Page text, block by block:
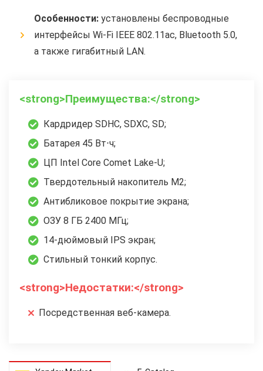
Особенности: установлены беспроводные
интерфейсы Wi-Fi IEEE 802.11ac, Bluetooth 5.0,
а также гигабитный LAN.
<strong>Преимущества:</strong>
Кардридер SDHC, SDXC, SD;
Батарея 45 Вт⋅ч;
ЦП Intel Core Comet Lake-U;
Твердотельный накопитель М2;
Антибликовое покрытие экрана;
ОЗУ 8 ГБ 2400 МГц;
14-дюймовый IPS экран;
Стильный тонкий корпус.
<strong>Недостатки:</strong>
Посредственная веб-камера.